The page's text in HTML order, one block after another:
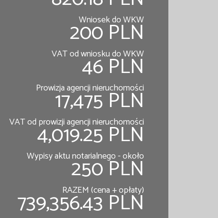
Wniosek do WKW
200 PLN
VAT od wniosku do WKW
46 PLN
Prowizja agencji nieruchomości
17,475 PLN
VAT od prowizji agencji nieruchomości
4,019.25 PLN
Wypisy aktu notarialnego - około
250 PLN
RAZEM (cena + opłaty)
739,356.43 PLN